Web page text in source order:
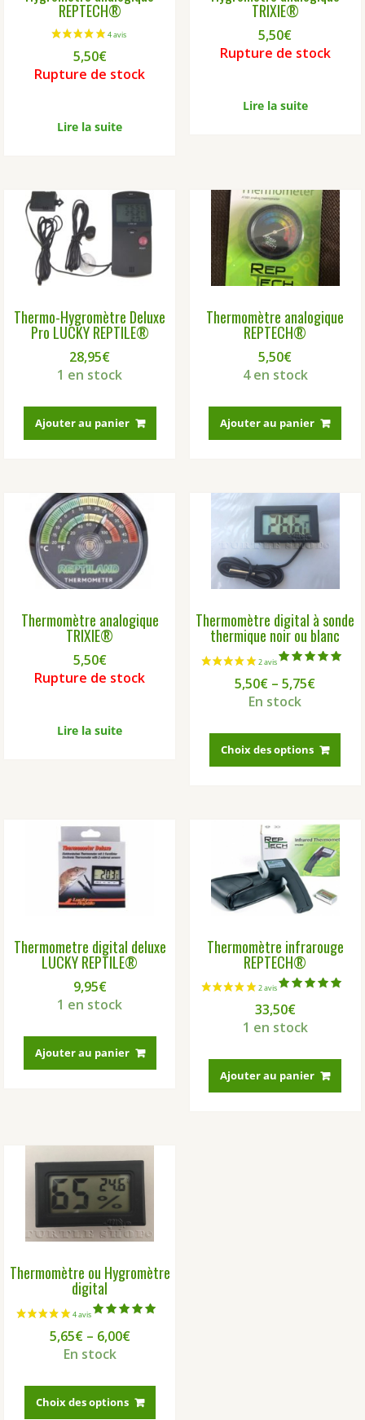
REPTECH®
5,50€
Rupture de stock
Lire la suite
TRIXIE®
5,50€
Rupture de stock
Lire la suite
Thermo-Hygromètre Deluxe
Pro LUCKY REPTILE®
28,95€
1 en stock
Ajouter au panier
Thermomètre analogique
REPTECH®
5,50€
4 en stock
Ajouter au panier
Thermomètre analogique
TRIXIE®
5,50€
Rupture de stock
Lire la suite
Thermomètre digital à sonde
thermique noir ou blanc
5.00
sur 5
5,50€ –5,75€
En stock
Choix des options
Ce
a
Thermometre digital deluxe
LUCKY REPTILE®
9,95€
1 en stock
Ajouter au panier
Thermomètre infrarouge
REPTECH®
33,50€
1 en stock
Ajouter au panier
Thermomètre ou Hygromètre
digital
5.00
sur 5
5,65€– 6,00€
En stock
Choix des options
Ce